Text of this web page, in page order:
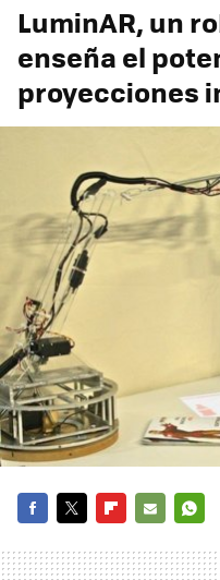
LuminAR, un
enseña el
proyecciones
MAIL